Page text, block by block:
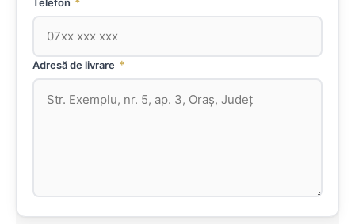
Adresă de livrare *